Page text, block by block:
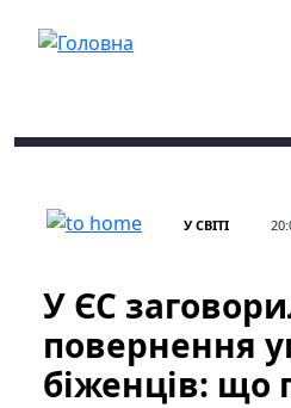
У СВІТІ
У ЄС
повернення
біженців: що